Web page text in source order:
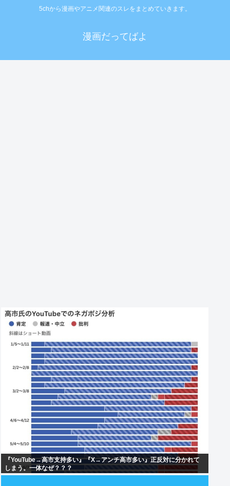
5chから漫画やアニメ関連のスレをまとめていきます。
漫画だってばよ
『YouTube→高市支持多い』『X→アンチ高市多い』正反対に分かれて
しまう。一体なぜ？？？